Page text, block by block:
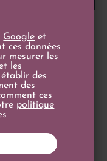
4 / 5-
Google et
ces données
mesurer les
les
des
des
ces
politique